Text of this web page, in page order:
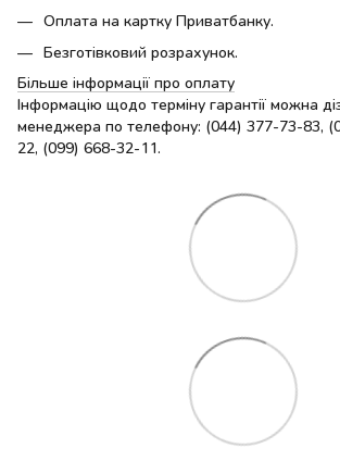
Оплата на картку Приватбанку.
Безготівковий розрахунок.
Більше інформації про оплату
Інформацію щодо терміну гарантії можна
менеджера по телефону: (044) 377-73-83,
22, (099) 668-32-11.